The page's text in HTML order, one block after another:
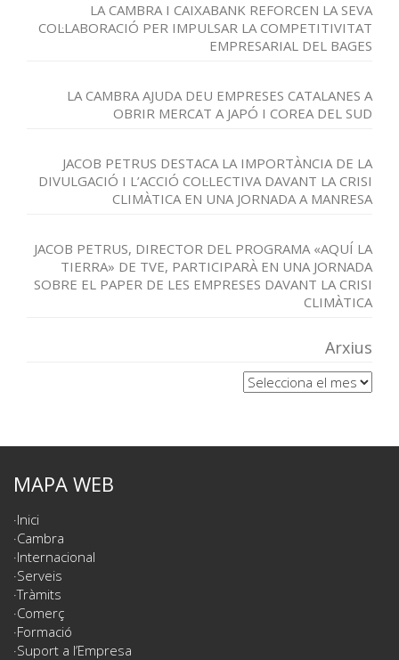
LA CAMBRA I CAIXABANK REFORCEN LA SEVA
COL·LABORACIÓ PER IMPULSAR LA COMPETITIVITAT
EMPRESARIAL DEL BAGES
LA CAMBRA AJUDA DEU EMPRESES CATALANES A
OBRIR MERCAT A JAPÓ I COREA DEL SUD
JACOB PETRUS DESTACA LA IMPORTÀNCIA DE LA
DIVULGACIÓ I L’ACCIÓ COL·LECTIVA DAVANT LA CRISI
CLIMÀTICA EN UNA JORNADA A MANRESA
JACOB PETRUS, DIRECTOR DEL PROGRAMA «AQUÍ LA
TIERRA» DE TVE, PARTICIPARÀ EN UNA JORNADA
SOBRE EL PAPER DE LES EMPRESES DAVANT LA CRISI
CLIMÀTICA
Arxius
Arxius
MAPA WEB
Inici
Cambra
Internacional
Serveis
Tràmits
Comerç
Formació
Suport a l’Empresa